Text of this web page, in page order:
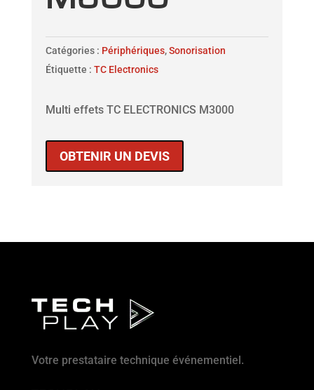
Catégories : Périphériques,Sonorisation
Étiquette : TC Electronics
Multi effets TC ELECTRONICS M3000
OBTENIR UN DEVIS
Votre prestataire technique événementiel.